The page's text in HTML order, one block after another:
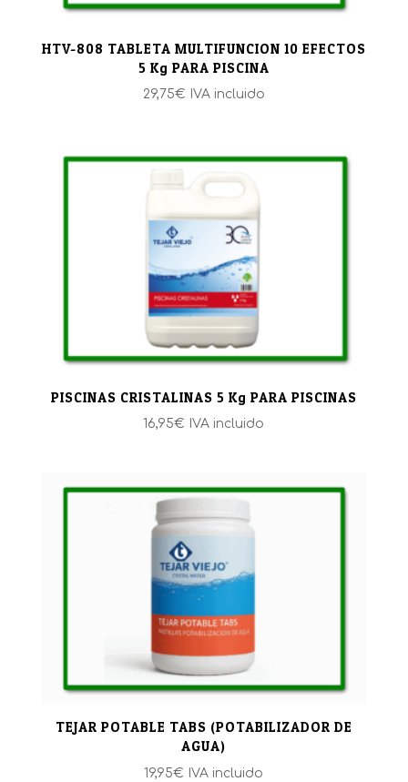
HTV-808 TABLETA MULTIFUNCION 10 EFECTOS
5 Kg PARA PISCINA
29,75€ IVA incluido
PISCINAS CRISTALINAS 5 Kg PARA PISCINAS
16,95€ IVA incluido
TEJAR POTABLE TABS (POTABILIZADOR DE
AGUA)
19,95€ IVA incluido